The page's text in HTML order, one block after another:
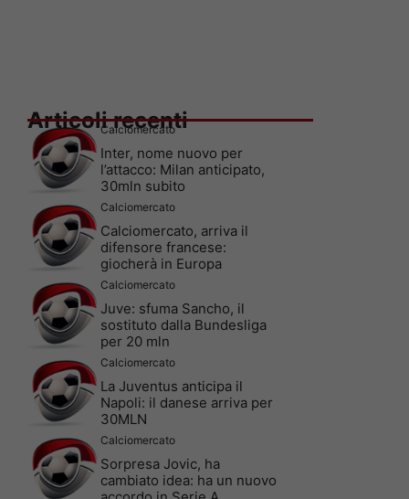
Articoli recenti
Calciomercato
Inter, nome nuovo per
l’attacco: Milan anticipato,
30mln subito
Calciomercato
Calciomercato, arriva il
difensore francese:
giocherà in Europa
Calciomercato
Juve: sfuma Sancho, il
sostituto dalla Bundesliga
per 20 mln
Calciomercato
La Juventus anticipa il
Napoli: il danese arriva per
30MLN
Calciomercato
Sorpresa Jovic, ha
cambiato idea: ha un nuovo